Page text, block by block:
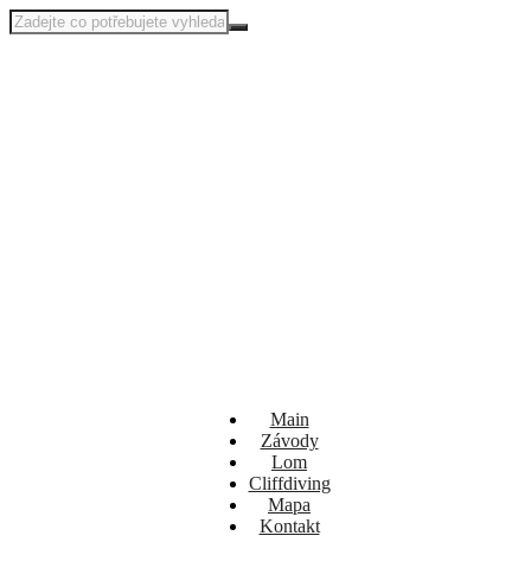
Main
Závody
Lom
Cliffdiving
Mapa
Kontakt